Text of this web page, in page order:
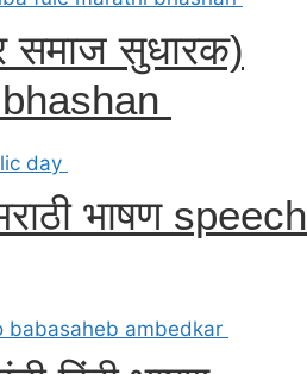
समाज सुधारक)
भाषण speech